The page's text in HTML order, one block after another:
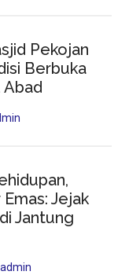
Pekojan
Berbuka
Abad
Jejak
Jantung
admin